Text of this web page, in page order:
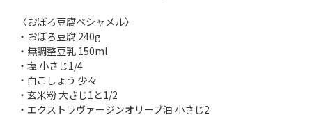
〈おぼろ豆腐ベシャメル〉
・おぼろ豆腐 240g
・無調整豆乳 150ml
・塩 小さじ1/4
・白こしょう 少々
・玄米粉 大さじ1と1/2
・エクストラヴァージンオリーブ油 小さじ2